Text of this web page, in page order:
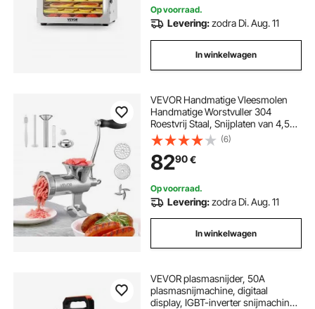
Op voorraad.
Levering:zodra Di. Aug. 11
In winkelwagen
VEVOR Handmatige Vleesmolen
Handmatige Worstvuller 304
Roestvrij Staal, Snijplaten van 4,5
en 8 mm Handmatige Vleesmolen
Vleesmachine met Worstbuis,
Geschikt voor het Malen van Vlees
en het Vullen van Worst Zilver
(6)
8290€
Op voorraad.
Levering:zodra Di. Aug. 11
In winkelwagen
VEVOR plasmasnijder, 50A
plasmasnijmachine, digitaal
display, IGBT-inverter snijmachine